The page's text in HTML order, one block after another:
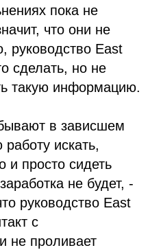
пока не
что они не
руководство East
сделать, но не
такую информацию.
в зависшем
искать,
и просто сидеть
не будет, -
руководство East
с
не проливает